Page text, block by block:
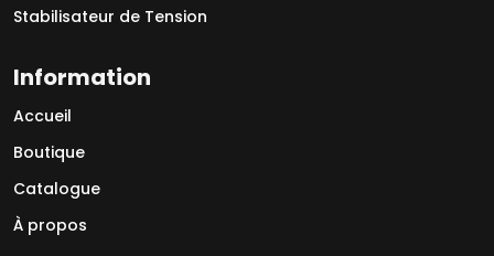
Stabilisateur de Tension
Information
Accueil
Boutique
Catalogue
À propos